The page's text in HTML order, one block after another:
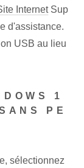
InternetSup
d'assistance.
USB au lieu
1
PE
sélectionnez